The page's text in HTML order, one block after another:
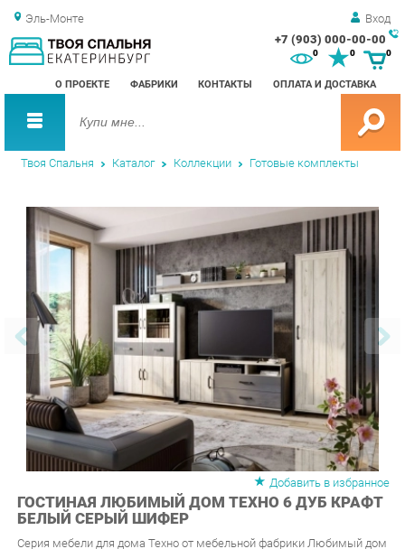
Эль-Монте Вход
+7 (903) 000-00-00
О ПРОЕКТЕ ФАБРИКИ КОНТАКТЫ ОПЛАТА И ДОСТАВКА
0 0
Твоя Спальня Каталог Коллекции Готовые комплекты
Добавить в избранное
ГОСТИНАЯ ЛЮБИМЫЙ ДОМ ТЕХНО 6 ДУБ КРАФТ
БЕЛЫЙ СЕРЫЙ ШИФЕР
Серия мебели для дома Техно от мебельной фабрики Любимый дом